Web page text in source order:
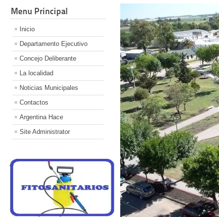
Menu Principal
Inicio
Departamento Ejecutivo
Concejo Deliberante
La localidad
Noticias Municipales
Contactos
Argentina Hace
Site Administrator